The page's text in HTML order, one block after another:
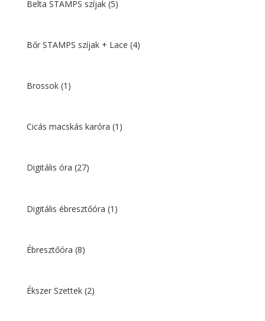
Belta STAMPS szíjak (5)
Bőr STAMPS szíjak + Lace (4)
Brossok (1)
Cicás macskás karóra (1)
Digitális óra (27)
Digitális ébresztőóra (1)
Ébresztőóra (8)
Ékszer Szettek (2)